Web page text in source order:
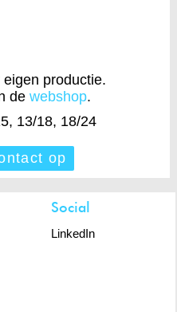
productie.
de webshop.
13/18, 18/24
op
Social
LinkedIn